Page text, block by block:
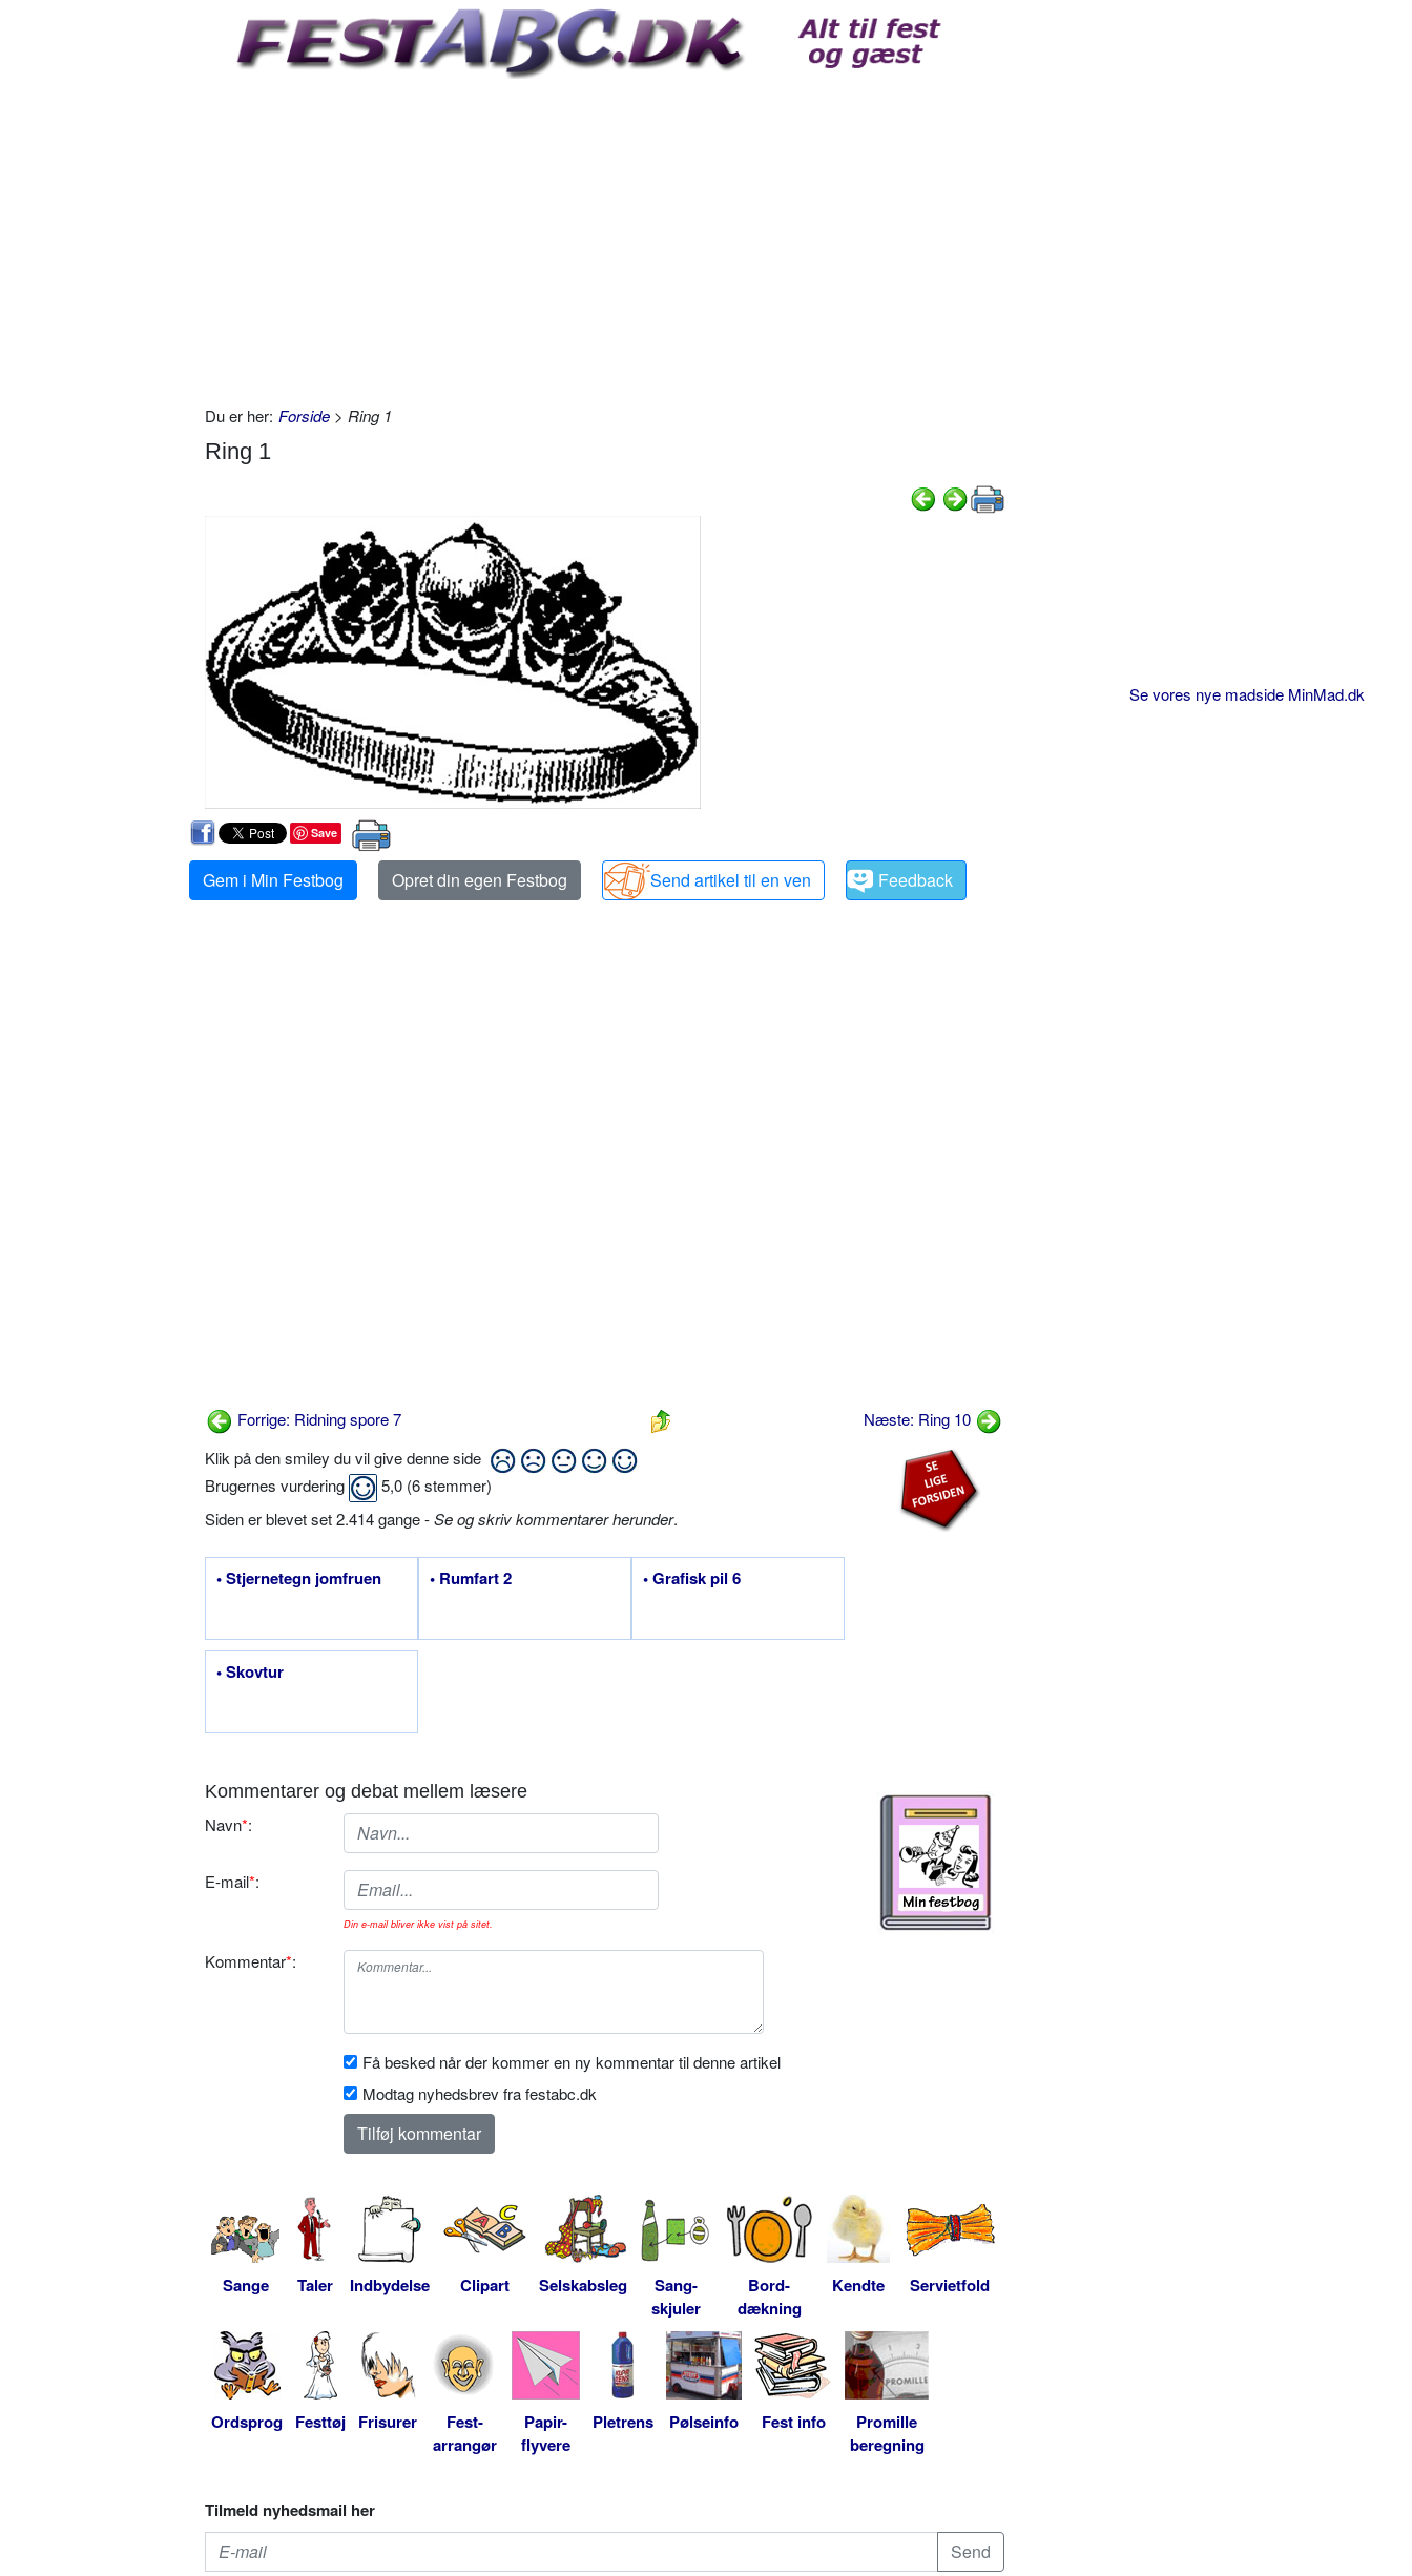
Du er her: Forside > Ring 1
Ring 1
Save
Gem i Min Festbog Opret din egen Festbog Send artikel til en ven Feedback
Forrige: Ridning spore 7
Næste: Ring 10
Klik på den smiley du vil give denne side
Brugernes vurdering
5,0 (6stemmer)
Siden er blevet set 2.414 gange -Se og skriv kommentarer herunder.
• Stjernetegn jomfruen • Rumfart 2 • Grafisk pil 6
• Skovtur
Kommentarer og debat mellem læsere
Navn*:
E-mail*:
Din e-mail bliver ikke vist på sitet.
Kommentar*:
Få besked når der kommer en ny kommentar til denne artikel
Modtag nyhedsbrev fra festabc.dk
Sange Taler Indbydelse Clipart Selskabsleg
Sang-
skjuler
Bord-
dækning
Kendte Servietfold
Ordsprog Festtøj Frisurer
Fest-
arrangør
Papir-
flyvere
Pletrens Pølseinfo Fest info
Promille
beregning
Tilmeld nyhedsmail her
Se vores nye madside MinMad.dk